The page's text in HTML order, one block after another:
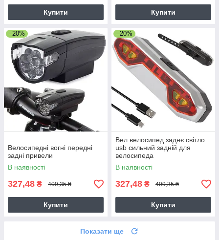
Купити Купити
–20%
Велосипедні вогні передні
задні привели
В наявності
327,48 ₴ 409,35 ₴
Купити
–20%
Вел велосипед заднє світло
usb сильний задній для
велосипеда
В наявності
327,48 ₴ 409,35 ₴
Купити
Показати ще